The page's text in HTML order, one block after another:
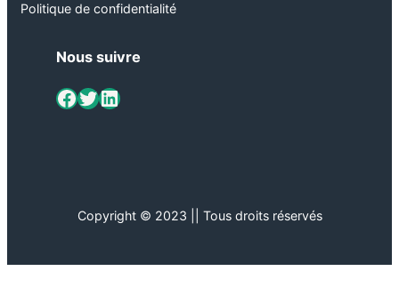
Politique de confidentialité
Nous suivre
ViaMétiers sur Facebook Twitter LinkedIn
Copyright © 2023 || Tous droits réservés